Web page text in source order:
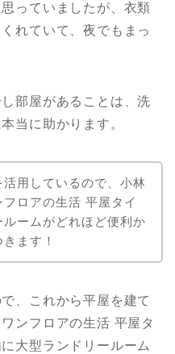
っていましたが、衣類
れていて、夜でもまっ
部屋があることは、洗
当に助かります。
用しているので、小林
ロアの生活 平屋タイ
ームがどれほど便利か
ます！
、これから平屋を建て
ンフロアの生活 平屋タ
大型ランドリールーム